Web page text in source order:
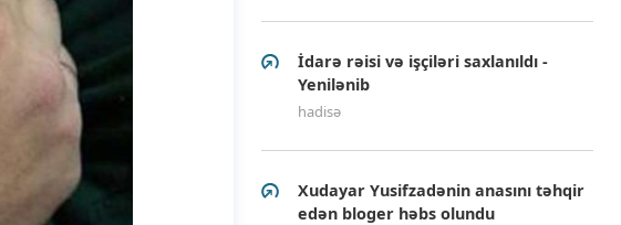
İdarə rəisi və işçiləri saxlanıldı -
Yenilənib
hadisə
Xudayar Yusifzadənin anasını təhqir
edən bloger həbs olundu